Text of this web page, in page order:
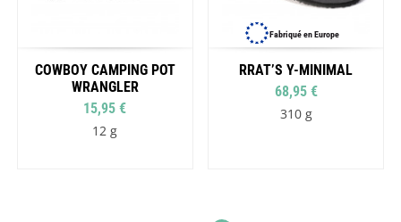
COWBOY CAMPING POT
WRANGLER
15,95 €
12 g
Fabriqué en Europe
RRAT’S Y-MINIMAL
68,95 €
310 g